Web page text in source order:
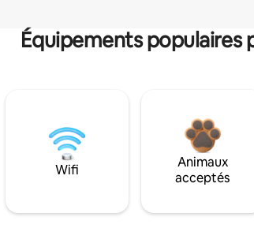
Équipements populaires
Wifi
Animaux
acceptés